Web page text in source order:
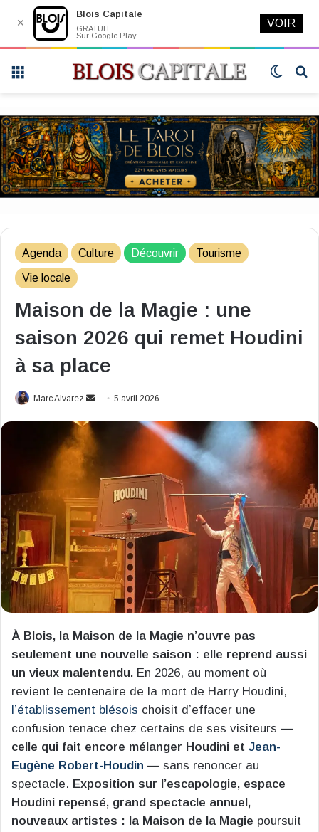
Switch
Agenda Culture Découvrir Tourisme
Vie locale
Maison de la Magie : une
saison 2026 qui remet Houdini
à sa place
Marc Alvarez
Envoyer
courriel
5 avril 2026
À Blois, la Maison de la Magie n’ouvre pas
seulement une nouvelle saison : elle reprend aussi
un vieux malentendu. En 2026, au moment où
revient le centenaire de la mort de Harry Houdini,
l’établissement blésois choisit d’effacer une
confusion tenace chez certains de ses visiteurs —
celle qui fait encore mélanger Houdini et Jean-
Eugène Robert-Houdin — sans renoncer au
spectacle. Exposition sur l’escapologie, espace
Houdini repensé, grand spectacle annuel,
nouveaux artistes : la Maison de la Magie poursuit
✕
Blois Capitale
GRATUIT
Sur Google Play
VOIR